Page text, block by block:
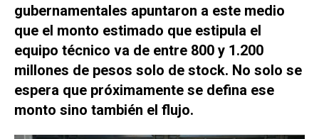
gubernamentales apuntaron a este medio
que el monto estimado que estipula el
equipo técnico va de entre 800 y 1.200
millones de pesos solo de stock. No solo se
espera que próximamente se defina ese
monto sino también el flujo.